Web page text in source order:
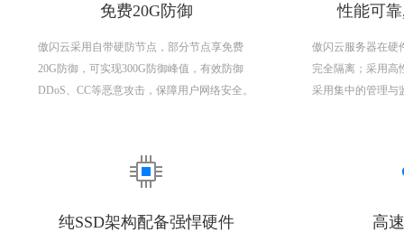
免费20G防御
傲闪云采用自带硬防节点，部分节点享免费
20G防御，可实现300G防御峰值，有效防御
DDoS、CC等恶意攻击，保障用户网络安全。
性能可
傲闪云服务器在硬
完全隔离；采用高
采用集中的管理与
纯SSD架构配备强悍硬件 高